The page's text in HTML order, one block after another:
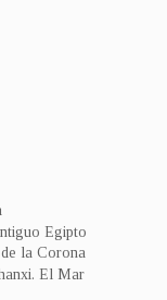
Egipto
la Corona
El Mar